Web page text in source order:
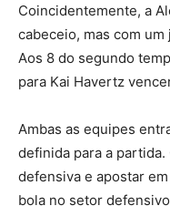
Coincidentemente, a
cabeceio, mas com
Aos 8 do segundo
para Kai Havertz
Ambas as equipes
definida para a
defensiva e apostar
bola no setor